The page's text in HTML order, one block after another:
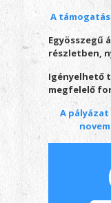
A
Egyösszegű
részletben,
Igényelhető
megfelelő
A pályázat